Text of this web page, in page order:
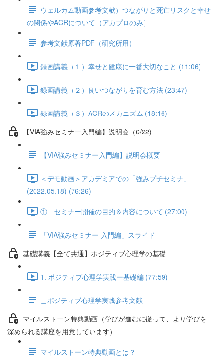
ウェルカム動画参考文献）つながりと死亡リスクと幸せ
の関係やACRについて（アカプロのみ）
参考文献原著PDF（研究所用）
録画講義（１）幸せと健康に一番大切なこと (11:06)
録画講義（２）良いつながりを育む方法 (23:47)
録画講義（３）ACRのメカニズム (18:16)
【VIA強みセミナー入門編】説明会（6/22)
【VIA強みセミナー入門編】説明会概要
＜デモ動画＞アカデミアでの「強みプチセミナ」
(2022.05.18) (76:26)
① セミナー開催の目的＆内容について (27:00)
「VIA強みセミナー 入門編」スライド
基礎講義【全て共通】ポジティブ心理学の基礎
1. ポジティブ心理学実践ー基礎編 (77:59)
＿ポジティブ心理学実践参考文献
マイルストーン特典動画（学びが進むに従って、より学びを
深められる講座を用意しています）
マイルストーン特典動画とは？